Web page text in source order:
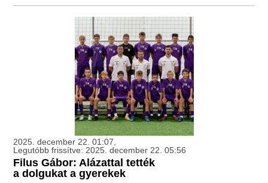
2025. december 22. 01:07,
Legutóbb frissítve: 2025. december 22. 05:56
Filus Gábor: Alázattal tették
a dolgukat a gyerekek